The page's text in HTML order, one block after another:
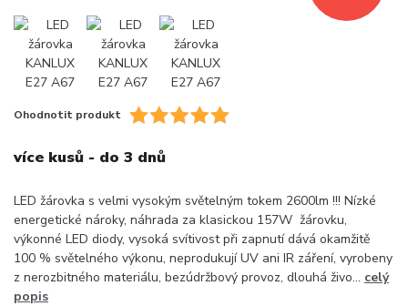
Ohodnotit produkt
více kusů - do 3 dnů
LED žárovka s velmi vysokým světelným tokem 2600lm !!! Nízké
energetické nároky, náhrada za klasickou 157W žárovku,
výkonné LED diody, vysoká svítivost při zapnutí dává okamžitě
100 % světelného výkonu, neprodukují UV ani IR záření, vyrobeny
z nerozbitného materiálu, bezúdržbový provoz, dlouhá živo... celý
popis